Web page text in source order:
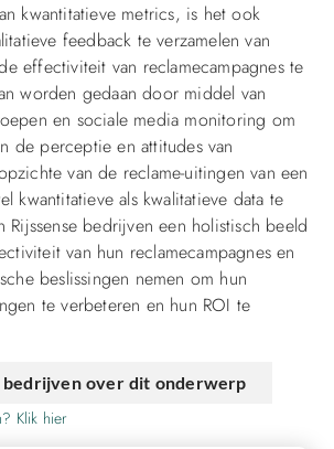
kwantitatieve metrics, is het ook
feedback te verzamelen van
effectiviteit van reclamecampagnes te
worden gedaan door middel van
en sociale media monitoring om
de perceptie en attitudes van
van de reclame-uitingen van een
kwantitatieve als kwalitatieve data te
Rijssense bedrijven een holistisch beeld
van hun reclamecampagnes en
beslissingen nemen om hun
te verbeteren en hun ROI te
bedrijven over dit onderwerp
Klik hier